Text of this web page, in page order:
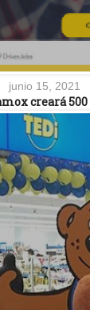
junio 15, 2021
creará